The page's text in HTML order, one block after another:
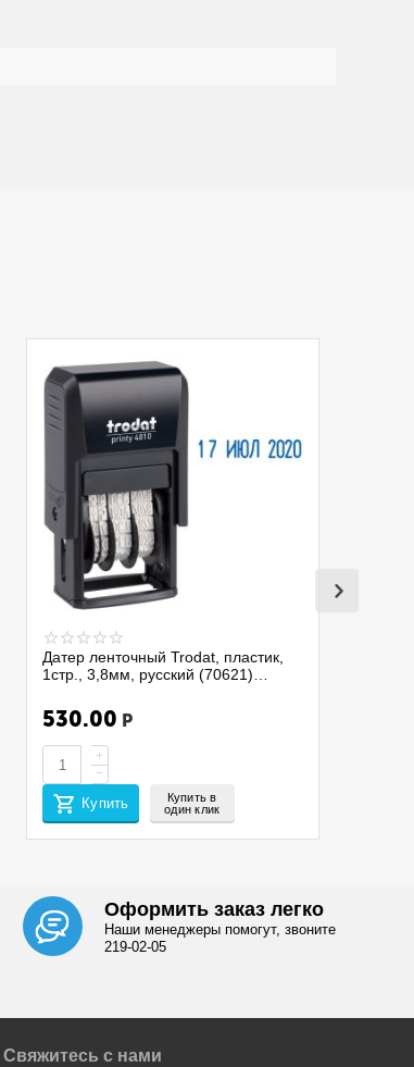
Датер ленточный Trodat, пластик,
1стр., 3,8мм, русский (70621)
530.00 Р
+
−
Купить
Купить в
один клик
Оформить заказ легко
Наши менеджеры помогут, звоните
219-02-05
Свяжитесь с нами